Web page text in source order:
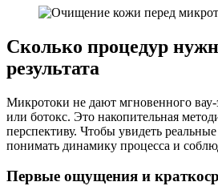
Сколько процедур
результата
Микротоки не дают мгновенного
или ботокс. Это накопительная
перспективу. Чтобы увидеть
понимать динамику процесса и
Первые ощущения и